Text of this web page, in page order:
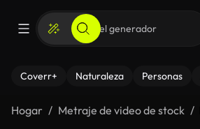
Coverr+ Naturaleza Personas
Hogar Metraje de video de stock